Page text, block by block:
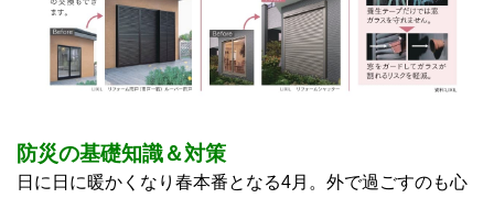
防災の基礎知識＆対策
日に日に暖かくなり春本番となる4月。外で過ごすのも心